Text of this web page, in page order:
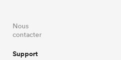
Nous
contacter
Support